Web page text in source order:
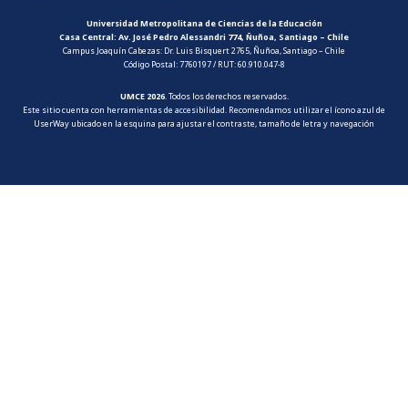
Universidad Metropolitana de Ciencias de la Educación
Casa Central: Av. José Pedro Alessandri 774, Ñuñoa, Santiago – Chile
Campus Joaquín Cabezas: Dr. Luis Bisquert 2765, Ñuñoa, Santiago – Chile
Código Postal: 7760197 / RUT: 60.910.047-8
UMCE 2026. Todos los derechos reservados.
Este sitio cuenta con herramientas de accesibilidad. Recomendamos utilizar el ícono azul de
UserWay ubicado en la esquina para ajustar el contraste, tamaño de letra y navegación